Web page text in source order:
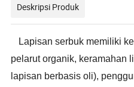
Deskripsi Produk
Lapisan serbuk memiliki
pelarut organik, keramahan
lapisan berbasis oli),